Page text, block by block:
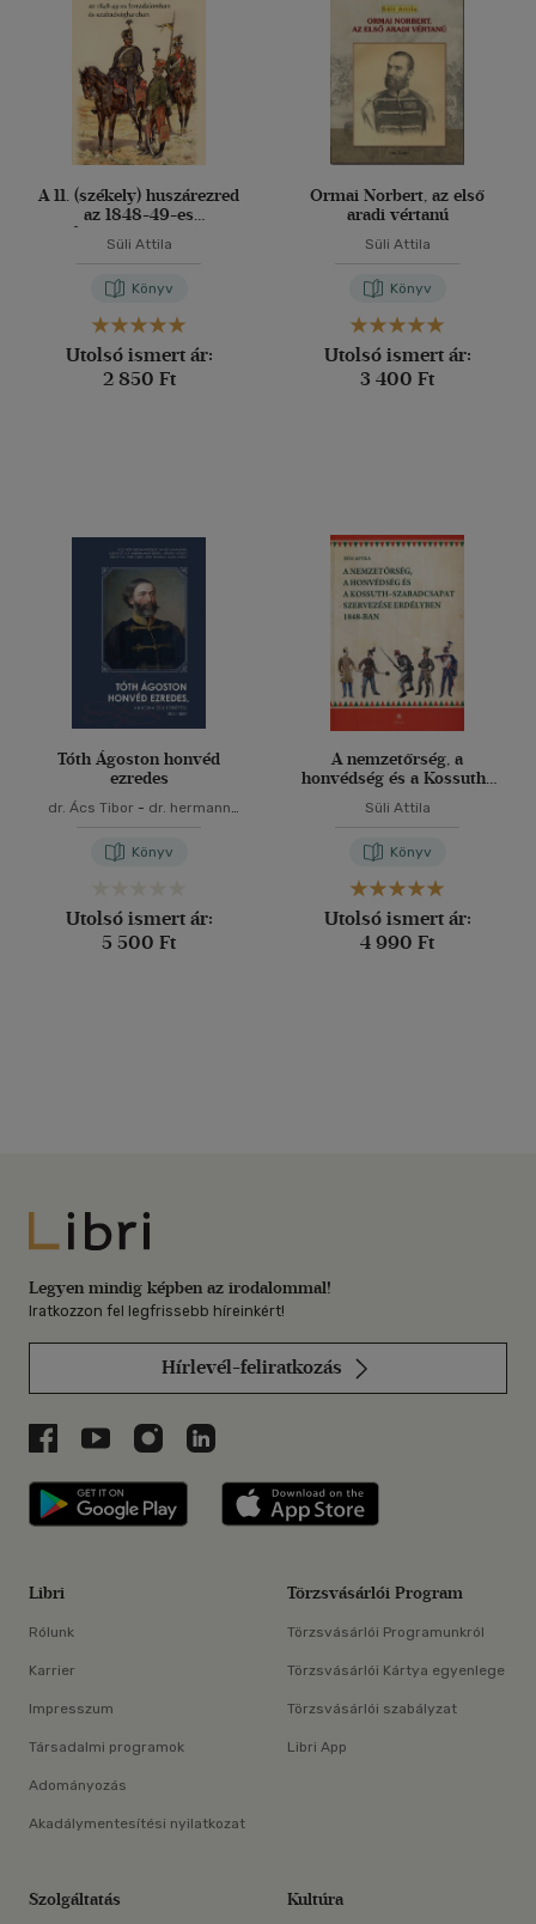
A 11. (székely) huszárezred
az 1848-49-es
forradalomban és
szabadságharcban
Süli Attila
Könyv
Utolsó ismert ár:
2 850 Ft
Ormai Norbert, az első
aradi vértanú
Süli Attila
Könyv
Utolsó ismert ár:
3 400 Ft
Tóth Ágoston honvéd
ezredes
dr. Ács Tibor - dr. hermann
Kedves Gyula- Klinghammer
Németh György
Könyv
Utolsó ismert ár:
5 500 Ft
A nemzetőrség, a
honvédség és a Kossuth-
Erdélyben 1848-ban
Süli Attila
Könyv
Utolsó ismert ár:
4 990 Ft
Libri
Legyen mindig képben az irodalommal!
Iratkozzon fel legfrissebb híreinkért!
Hírlevél-feliratkozás
Libri a Facebookon
Libri a Youtube-on
Libri az Instagramon
Libri a LinkedInen
Libri applikáció Szerezd meg: Google
Libri
Rólunk
Karrier
Impresszum
Társadalmi programok
Adományozás
Akadálymentesítési nyilatkozat
Törzsvásárlói Program
Törzsvásárlói Programunkról
Törzsvásárlói Kártya egyenlege
Törzsvásárlói szabályzat
Libri App
Szolgáltatás Kultúra